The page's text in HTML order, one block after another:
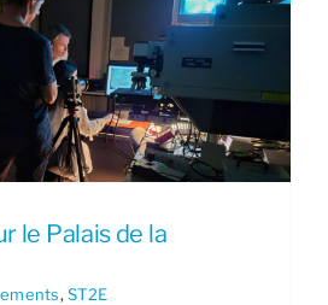
le Palais de la
,ST2E